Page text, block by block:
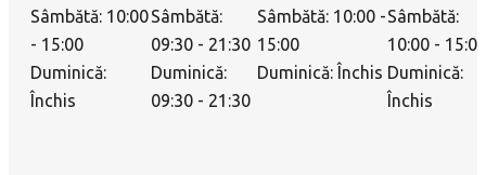
Sâmbătă: 10:00
- 15:00
Duminică:
Închis
Sâmbătă:
09:30 - 21:30
Duminică:
09:30 - 21:30
Sâmbătă: 10:00 -
15:00
Duminică: Închis
Sâmbătă:
10:00 - 15:00
Duminică:
Închis